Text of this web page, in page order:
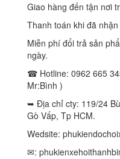
Giao hàng đến tận nơi
Thanh toán khi đã
Miễn phí đổi trả sản
ngày.
☎ Hotline: 0962 665
Mr:Bình )
➥ Địa chỉ cty: 119/24
Gò Vấp, Tp HCM.
Wedsite:
✉: